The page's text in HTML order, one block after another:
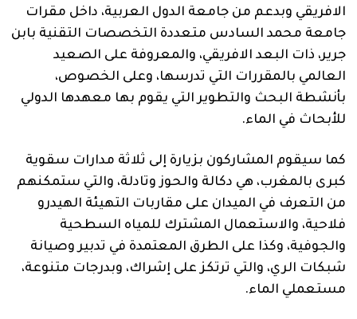
الافريقي وبدعم من جامعة الدول العربية، داخل مقرات
جامعة محمد السادس متعددة التخصصات التقنية بابن
جرير، ذات البعد الافريقي، والمعروفة على الصعيد
العالمي بالمقررات التي تدرسها، وعلى الخصوص،
بأنشطة البحث والتطوير التي يقوم بها معهدها الدولي
للأبحاث في الماء.
كما سيقوم المشاركون بزيارة إلى ثلاثة مدارات سقوية
كبرى بالمغرب، هي دكالة والحوز وتادلة، والتي ستمكنهم
من التعرف في الميدان على مقاربات التهيئة الهيدرو
فلاحية، والاستعمال المشترك للمياه السطحية
والجوفية، وكذا على الطرق المعتمدة في تدبير وصيانة
شبكات الري، والتي ترتكز على إشراك، وبدرجات متنوعة،
مستعملي الماء.